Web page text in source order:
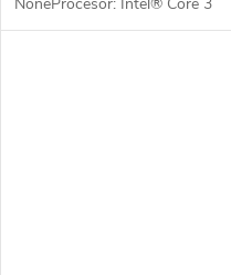
100U, 6C (2P + 4E) / 8T, P-core